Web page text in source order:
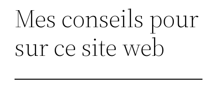
Mes conseils pour
sur ce site web